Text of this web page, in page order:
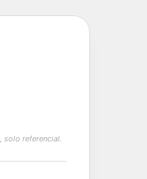
solo referencial.